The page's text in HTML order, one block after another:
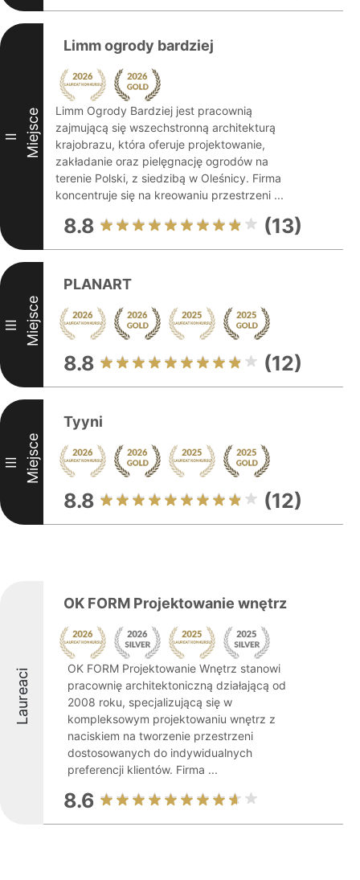
II Miejsce
Limm ogrody bardziej
Limm Ogrody Bardziej jest pracownią
zajmującą się wszechstronną architekturą
krajobrazu, która oferuje projektowanie,
zakładanie oraz pielęgnację ogrodów na
terenie Polski, z siedzibą w Oleśnicy. Firma
koncentruje się na kreowaniu przestrzeni ...
8.8 (13)
III Miejsce
PLANART
8.8 (12)
III Miejsce
Tyyni
8.8 (12)
Laureaci
OK FORM Projektowanie wnętrz
OK FORM Projektowanie Wnętrz stanowi
pracownię architektoniczną działającą od
2008 roku, specjalizującą się w
kompleksowym projektowaniu wnętrz z
naciskiem na tworzenie przestrzeni
dostosowanych do indywidualnych
preferencji klientów. Firma ...
8.6